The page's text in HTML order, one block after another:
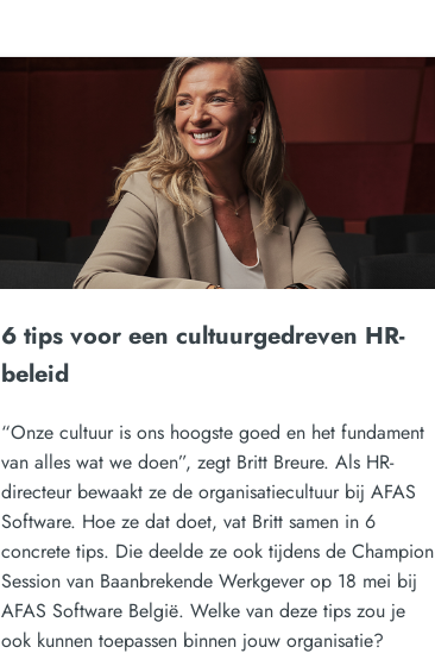
6 tips voor een cultuurgedreven HR-
beleid
“Onze cultuur is ons hoogste goed en het fundament
van alles wat we doen”, zegt Britt Breure. Als HR-
directeur bewaakt ze de organisatiecultuur bij AFAS
Software. Hoe ze dat doet, vat Britt samen in 6
concrete tips. Die deelde ze ook tijdens de Champion
Session van Baanbrekende Werkgever op 18 mei bij
AFAS Software België. Welke van deze tips zou je
ook kunnen toepassen binnen jouw organisatie?